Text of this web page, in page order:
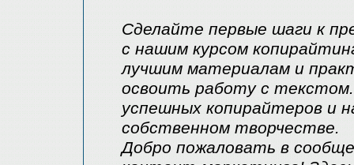
Сделайте первые шаги к
с нашим курсом
лучшим материалам и
освоить работу с
успешных копирайтеров и
собственном творчестве.
Добро пожаловать в